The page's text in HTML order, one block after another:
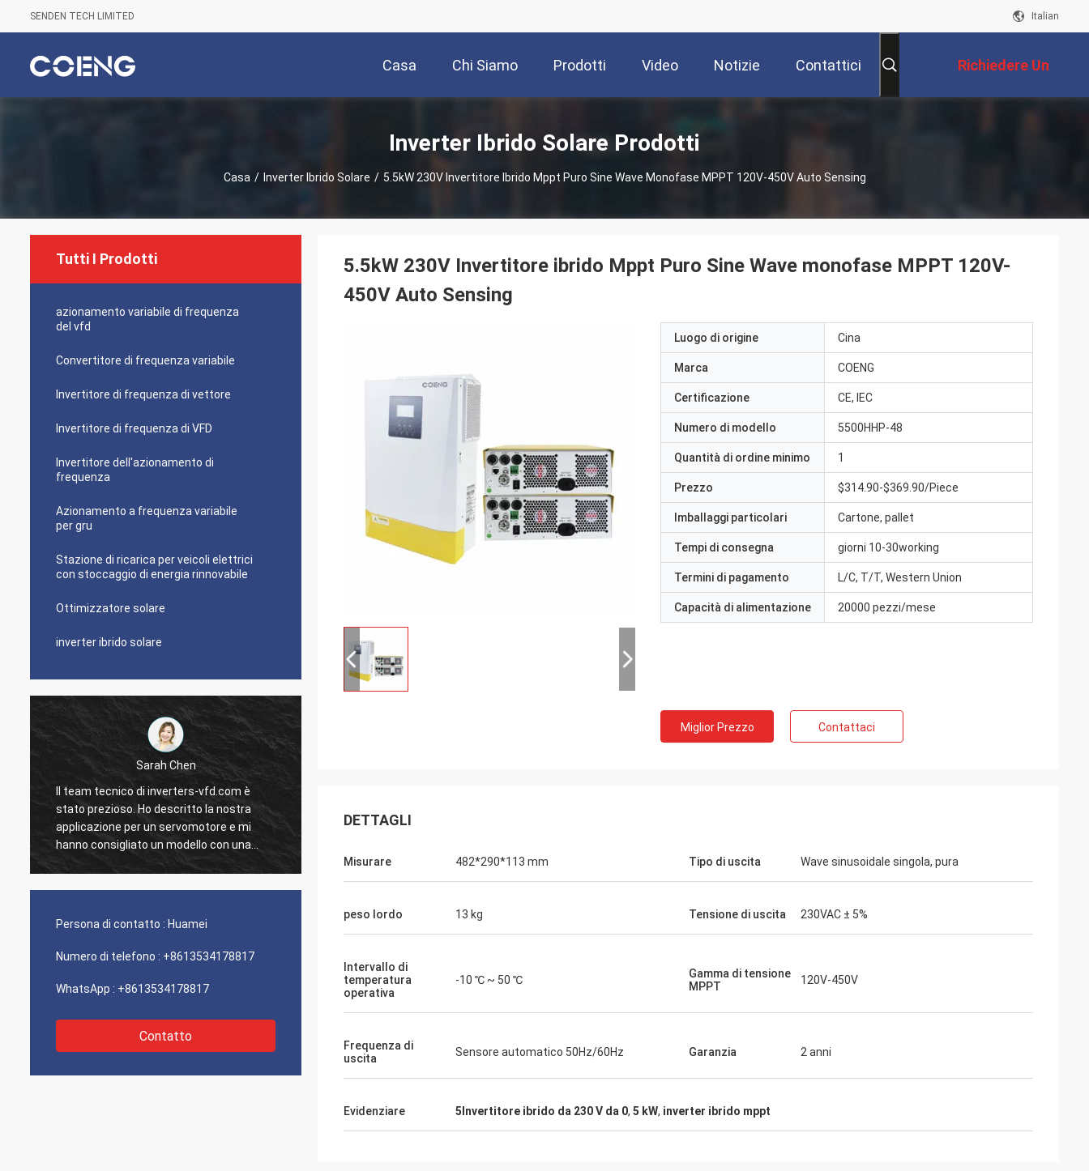
SENDEN TECH LIMITED Italian
Casa Chi Siamo Prodotti Video Notizie Contattici Richiedere Un
Preventivo
Inverter Ibrido Solare Prodotti
Casa / Inverter Ibrido Solare / 5.5kW 230V Invertitore Ibrido Mppt Puro Sine Wave Monofase MPPT 120V-450V Auto Sensing
Tutti I Prodotti
azionamento variabile di frequenza
del vfd
Convertitore di frequenza variabile
Invertitore di frequenza di vettore
Invertitore di frequenza di VFD
Invertitore dell'azionamento di
frequenza
Azionamento a frequenza variabile
per gru
Stazione di ricarica per veicoli elettrici
con stoccaggio di energia rinnovabile
Ottimizzatore solare
inverter ibrido solare
Sarah Chen
Il team tecnico di inverters-vfd.com è
stato prezioso. Ho descritto la nostra
applicazione per un servomotore e mi
hanno consigliato un modello con una
risposta dinamica superiore.
con una velocità sorprendente. Da quando
nostro sistema di controllo è più robusta.
Siamo impressionati dalla logistica e dalle
Un'esperienza senza problemi su tutti i
fronti.
una coppia costante. La qualità supera
quella di alcuni marchi importanti che
costo. Eccezionale per applicazioni
specializzate.
ma era anche più conveniente del nostro
fornitore precedente. La sua stabilità ha
partner affidabile per i componenti
Persona di contatto : Huamei
Numero di telefono : +8613534178817
WhatsApp : +8613534178817
Contatto
5.5kW 230V Invertitore ibrido Mppt Puro Sine Wave monofase MPPT 120V-
450V Auto Sensing
Luogo di origine Cina
Marca COENG
Certificazione CE, IEC
Numero di modello 5500HHP-48
Quantità di ordine minimo 1
Prezzo $314.90-$369.90/Piece
Imballaggi particolari Cartone, pallet
Tempi di consegna giorni 10-30working
Termini di pagamento L/C, T/T, Western Union
Capacità di alimentazione 20000 pezzi/mese
Miglior Prezzo Contattaci
DETTAGLI
Misurare 482*290*113 mm Tipo di uscita Wave sinusoidale singola, pura
peso lordo 13 kg Tensione di uscita 230VAC ± 5%
Intervallo di
temperatura
operativa
-10 ℃ ~ 50 ℃
Gamma di tensione
MPPT
120V-450V
Frequenza di
uscita
Sensore automatico 50Hz/60Hz Garanzia 2 anni
Evidenziare 5Invertitore ibrido da 230 V da 0, 5 kW, inverter ibrido mppt